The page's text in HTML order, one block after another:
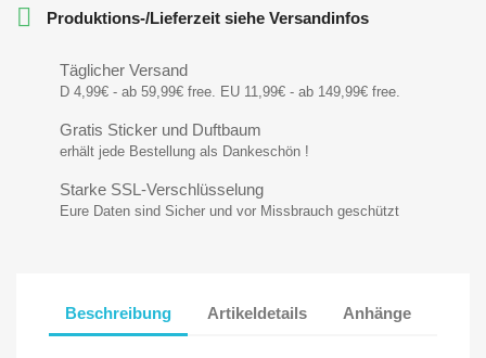
 Produktions-/Lieferzeit siehe Versandinfos
Täglicher Versand
D 4,99€ - ab 59,99€ free. EU 11,99€ - ab 149,99€ free.
Gratis Sticker und Duftbaum
erhält jede Bestellung als Dankeschön !
Starke SSL-Verschlüsselung
Eure Daten sind Sicher und vor Missbrauch geschützt
Beschreibung Artikeldetails Anhänge